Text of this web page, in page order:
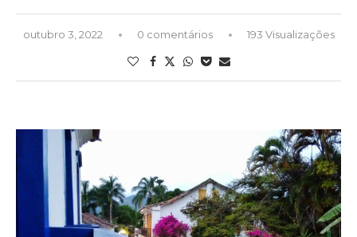
outubro 3, 2022 0 comentários 193 Visualizações